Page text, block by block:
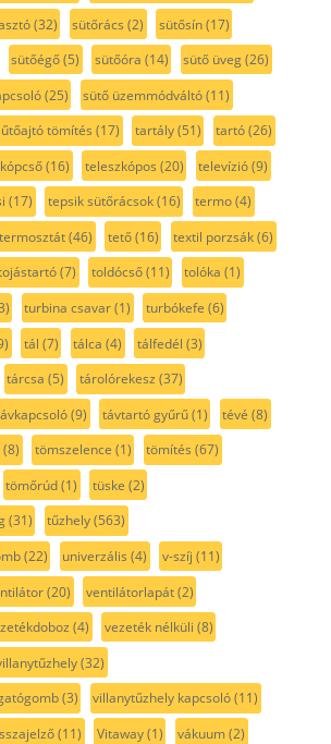
(32) sütőrács (2) sütősín(17)
sütőégő(5) sütőóra (14) sütő üveg(26)
(25) sütő üzemmódváltó(11)
tömítés (17) tartály(51) tartó(26)
(16) teleszkópos (20) televízió(9)
(17) tepsik sütőrácsok(16) termo(4)
termosztát(46) tető(16) textil porzsák(6)
(7) toldócső(11) tolóka (1)
turbina csavar(1) turbókefe (6)
tál (7) tálca (4) tálfedél (3)
tárcsa (5) tárolórekesz (37)
(9) távtartó gyűrű(1) tévé (8)
(8) tömszelence (1) tömítés (67)
tömőrúd(1) tüske (2)
(31) tűzhely(563)
(22) univerzális (4) v-szíj (11)
(20) ventilátorlapát(2)
(4) vezeték nélküli (8)
(32)
(3) villanytűzhely kapcsoló(11)
(11) Vitaway(1) vákuum(2)